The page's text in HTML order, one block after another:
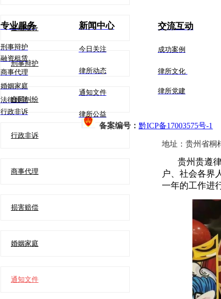
金融服务
刑事辩护
合同纠纷
行政非诉
商事代理
损害赔偿
婚姻家庭
通知文件
贵州贵遵
户、社会各界
一年的工作进
专业服务
刑事辩护
融资租赁
商事代理
婚姻家庭
法律顾问
行政非诉
新闻中心
今日关注
律所动态
通知文件
律所公益
交流互动
成功案例
律所文化
律所党建
备案编号：黔ICP备17003575号-1
地址： 贵州省桐